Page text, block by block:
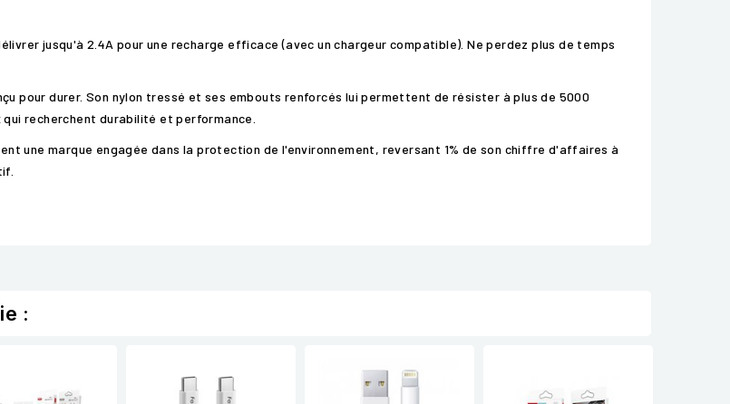
jusqu'à 2.4A pour une recharge efficace (avec un chargeur compatible). Ne perdez plus de temps
pour durer. Son nylon tressé et ses embouts renforcés lui permettent de résister à plus de 5000
recherchent durabilité et performance.
une marque engagée dans la protection de l'environnement, reversant 1% de son chiffre d'affaires à
: